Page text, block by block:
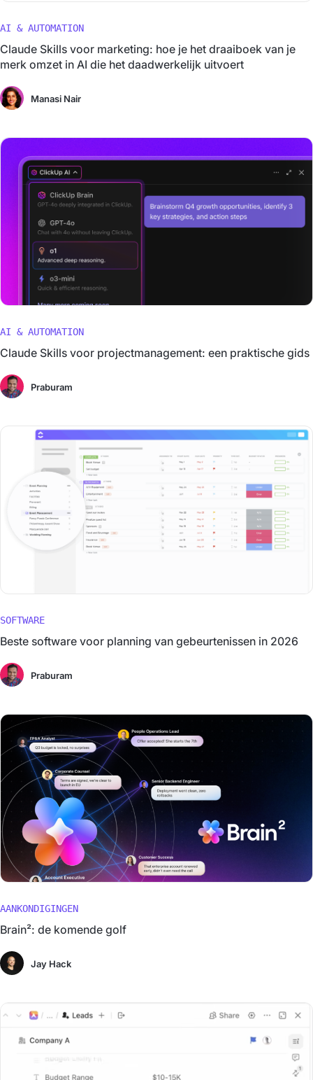
AI & AUTOMATION
Claude Skills voor marketing: hoe je het draaiboek van je
merk omzet in AI die het daadwerkelijk uitvoert
Manasi Nair
AI & AUTOMATION
Claude Skills voor projectmanagement: een praktische gids
Praburam
SOFTWARE
Beste software voor planning van gebeurtenissen in 2026
Praburam
AANKONDIGINGEN
Brain²: de komende golf
Jay Hack